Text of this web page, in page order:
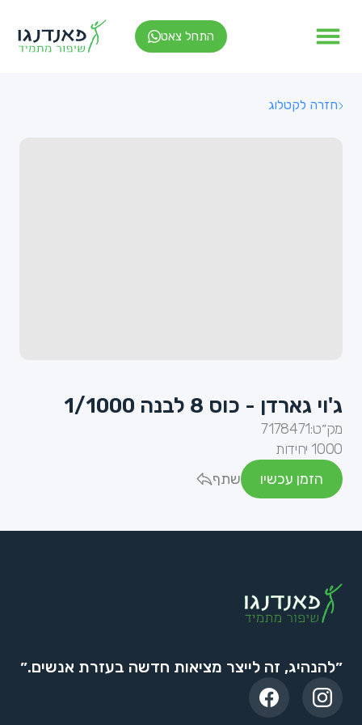
התחל צאט
חזרה לקטלוג
ג'וי גארדן - כוס 8 לבנה 1/1000
מק״ט:7178471
1000 יחידות
הזמן עכשיו
שתף
״להנהיג, זה לייצר מציאות חדשה בעזרת אנשים.״